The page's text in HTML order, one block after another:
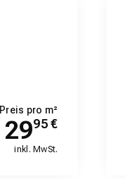
Preis pro m²
2995€
inkl. MwSt.